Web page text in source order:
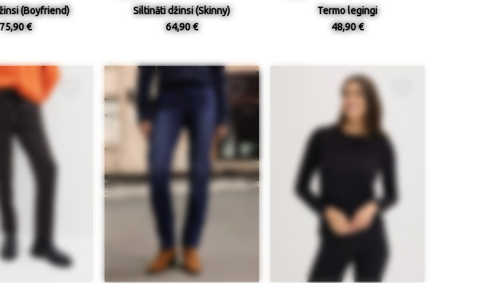
(Boyfriend)
75,90 €
Siltināti džinsi (Skinny)
64,90 €
Termo legingi
48,90 €